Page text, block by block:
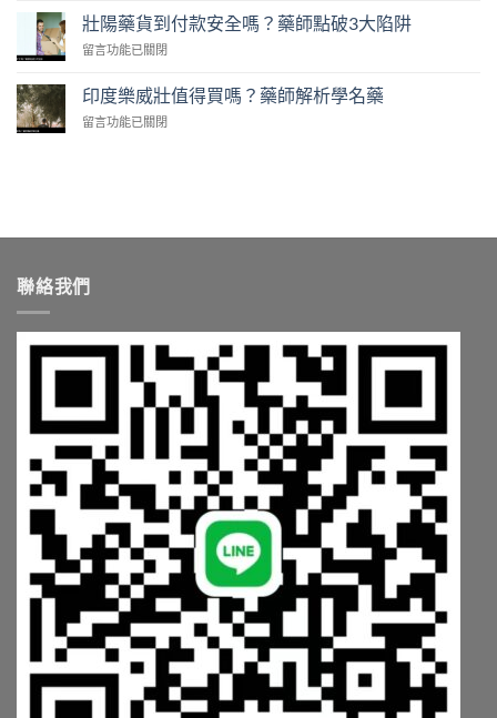
師
你
單
顆
免
處
方
賣！
師
中
壯
陽
藥
薦
清
單
需
挑〉
中
壯陽藥貨到付款安全嗎？藥師點破3大陷阱
在
陽
藥
貨
嗎？
點
3
大
陷
中
留言功能已關閉
印度樂威壯值得買嗎？藥師解析學名藥
在
嗎？
解
藥〉
留言功能已關閉
聯絡我們